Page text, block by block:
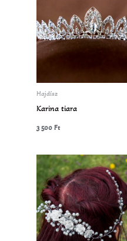
Hajdísz
Karina tiara
3 500Ft